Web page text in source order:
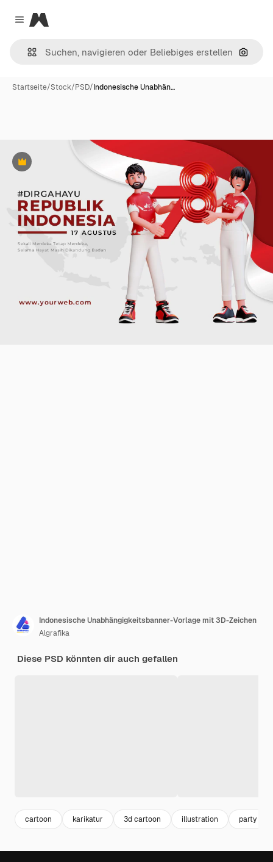
Close menu
Magnific
Nach
Startseite/Stock/PSD/Indonesische Unabhän…
Premium
Indonesische Unabhängigkeitsbanner-Vorlage mit 3D-Zeichen
Algrafika
Diese PSD könnten dir auch gefallen
cartoon karikatur 3d cartoon illustration party